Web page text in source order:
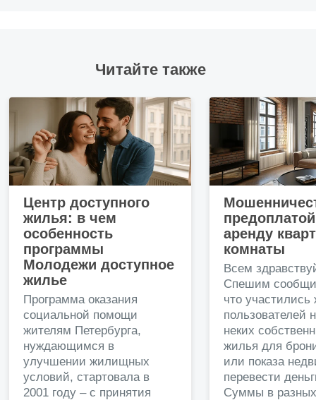
Читайте также
Центр доступного
жилья: в чем
особенность
программы
Молодежи доступное
жилье
Программа оказания
социальной помощи
жителям Петербурга,
нуждающимся в
улучшении жилищных
условий, стартовала в
2001 году – с принятия
аренду
комнаты
Всем
Спешим
что
пользователей
неких
жилья для
или показа
перевести
Суммы в